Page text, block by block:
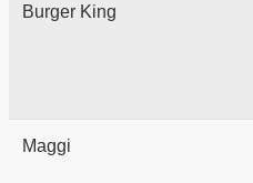
Burger King
Maggi